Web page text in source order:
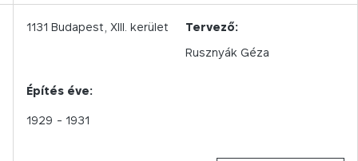
1131 Budapest, XIII. kerület
Tervező:
Rusznyák Géza
Építés éve:
1929 - 1931